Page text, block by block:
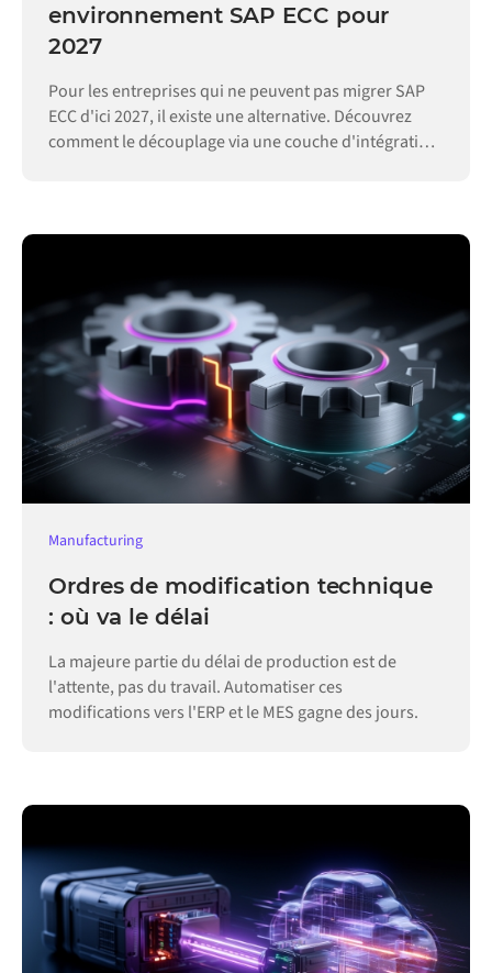
environnement SAP ECC pour
2027
Pour les entreprises qui ne peuvent pas migrer SAP
ECC d'ici 2027, il existe une alternative. Découvrez
comment le découplage via une couche d'intégration
Manufacturing
Ordres de modification technique
: où va le délai
La majeure partie du délai de production est de
l'attente, pas du travail. Automatiser ces
modifications vers l'ERP et le MES gagne des jours.